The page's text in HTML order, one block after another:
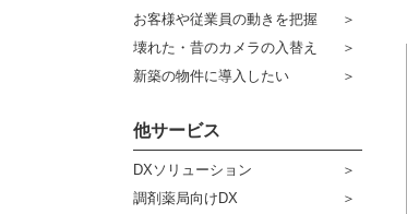
コネクター
その他周辺機器
防犯ステッカー
宅配ボックス
販売終了商品
お客様や従業員の動きを把握
壊れた・昔のカメラの入替え
新築の物件に導入したい
他サービス
DXソリューション
調剤薬局向けDX